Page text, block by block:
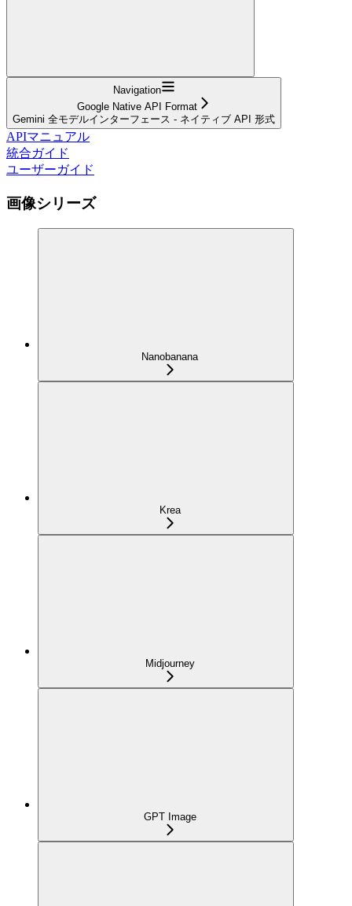
Navigation
Google Native API Format
Gemini 全モデルインターフェース - ネイティブ API 形式
APIマニュアル
統合ガイド
ユーザーガイド
画像シリーズ
Nanobanana
Krea
Midjourney
GPT Image